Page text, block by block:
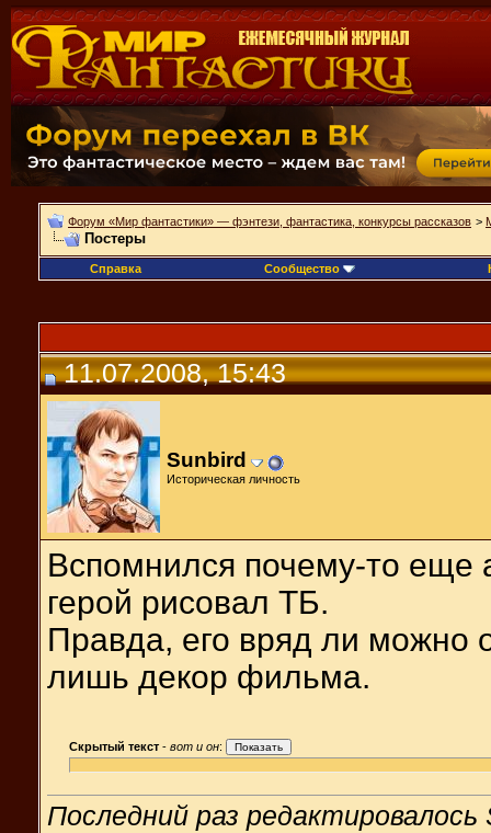
Форум «Мир фантастики» — фэнтези, фантастика, конкурсы рассказов >
Постеры
Справка Сообщество
11.07.2008, 15:43
Sunbird
Историческая личность
Вспомнился почему-то еще
герой рисовал ТБ.
Правда, его вряд ли можно
лишь декор фильма.
Скрытый текст - вот и он:
Последний раз